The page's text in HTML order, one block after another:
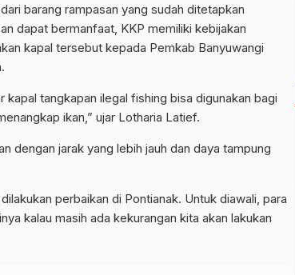
barang rampasan yang sudah ditetapkan
dapat bermanfaat, KKP memiliki kebijakan
kapal tersebut kepada Pemkab Banyuwangi
tangkapan ilegal fishing bisa digunakan bagi
ikan,” ujar Lotharia Latief.
dengan jarak yang lebih jauh dan daya tampung
perbaikan di Pontianak. Untuk diawali, para
kalau masih ada kekurangan kita akan lakukan